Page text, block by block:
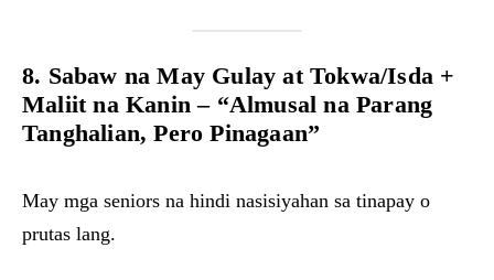
8. Sabaw na May Gulay at Tokwa/Isda +
Maliit na Kanin – “Almusal na Parang
Tanghalian, Pero Pinagaan”
May mga seniors na hindi nasisiyahan sa tinapay o
prutas lang.